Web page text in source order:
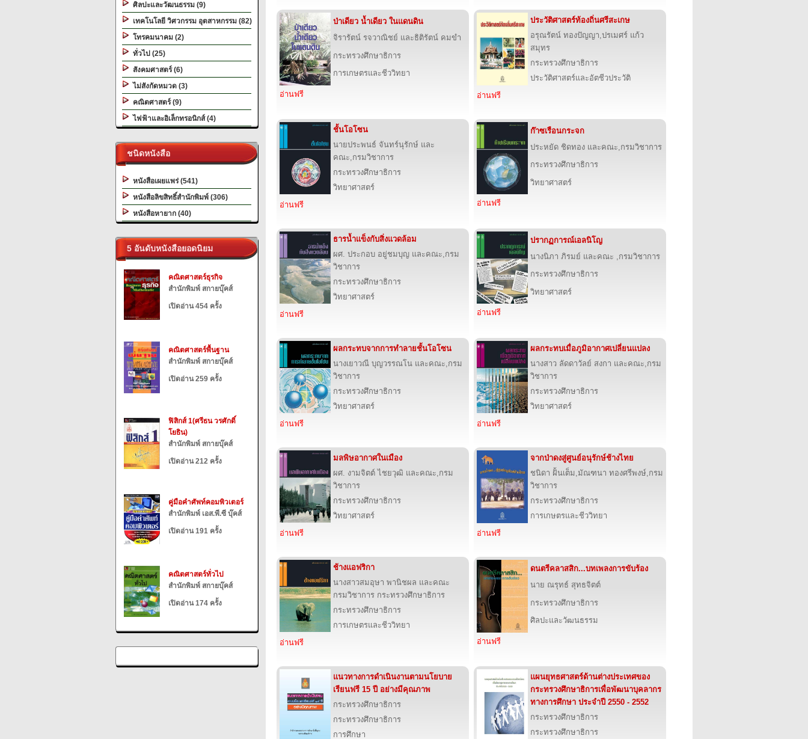
ศิลปะและวัฒนธรรม (9)
เทคโนโลยี วิศวกรรม อุตสาหกรรม (82)
โทรคมนาคม (2)
ทั่วไป (25)
สังคมศาสตร์ (6)
ไม่สังกัดหมวด (3)
คณิตศาสตร์ (9)
ไฟฟ้าและอิเล็กทรอนิกส์ (4)
ชนิดหนังสือ
หนังสือเผยแพร่ (541)
หนังสือลิขสิทธิ์สำนักพิมพ์ (306)
หนังสือหายาก (40)
5 อันดับหนังสือยอดนิยม
คณิตศาสตร์ธุรกิจ
สำนักพิมพ์ สกายบุ๊คส์
เปิดอ่าน 454 ครั้ง
คณิตศาสตร์พื้นฐาน
สำนักพิมพ์ สกายบุ๊คส์
เปิดอ่าน 259 ครั้ง
ฟิสิกส์ 1(ศรีธน วรศักดิ์
โยธิน)
สำนักพิมพ์ สกายบุ๊คส์
เปิดอ่าน 212 ครั้ง
คู่มือคำศัพท์คอมพิวเตอร์
สำนักพิมพ์ เอส.พี.ซี บุ๊คส์
เปิดอ่าน 191 ครั้ง
คณิตศาสตร์ทั่วไป
สำนักพิมพ์ สกายบุ๊คส์
เปิดอ่าน 174 ครั้ง
ป่าเดียว น้ำเดียว ในแดนดิน
จิรารัตน์ รจวาณิชย์ และธิติรัตน์ คมขำ
กระทรวงศึกษาธิการ
การเกษตรและชีววิทยา
อ่านฟรี
ประวัติศาสตร์ท้องถิ่นศรีสะเกษ
อรุณรัตน์ ทองปัญญา,ปรเมศร์ แก้ว
สมุทร
กระทรวงศึกษาธิการ
ประวัติศาสตร์และอัตชีวประวัติ
อ่านฟรี
ชั้นโอโซน
นายประพนธ์ จันทร์นุรักษ์ และ
คณะ,กรมวิชาการ
กระทรวงศึกษาธิการ
วิทยาศาสตร์
อ่านฟรี
ก๊าซเรือนกระจก
ประหยัด ชิดทอง และคณะ,กรมวิชาการ
กระทรวงศึกษาธิการ
วิทยาศาสตร์
อ่านฟรี
ธารน้ำแข็งกับสิ่งแวดล้อม
ผศ. ประกอบ อยู่ชมบุญ และคณะ,กรม
วิชาการ
กระทรวงศึกษาธิการ
วิทยาศาสตร์
อ่านฟรี
ปรากฏการณ์เอลนิโญ
นางนิภา ภิรมย์ และคณะ ,กรมวิชาการ
กระทรวงศึกษาธิการ
วิทยาศาสตร์
อ่านฟรี
ผลกระทบจากการทำลายชั้นโอโซน
นางเยาวณี บุญวรรณโน และคณะ,กรม
วิชาการ
กระทรวงศึกษาธิการ
วิทยาศาสตร์
อ่านฟรี
ผลกระทบเมื่อภูมิอากาศเปลี่ยนแปลง
นางสาว ลัดดาวัลย์ สงกา และคณะ,กรม
วิชาการ
กระทรวงศึกษาธิการ
วิทยาศาสตร์
อ่านฟรี
มลพิษอากาศในเมือง
ผศ. งามจิตต์ ไชยวุฒิ และคณะ,กรม
วิชาการ
กระทรวงศึกษาธิการ
วิทยาศาสตร์
อ่านฟรี
จากป่าดงสู่ศูนย์อนุรักษ์ช้างไทย
ชนิดา ฝั้นเต็ม,มัณฑนา ทองศรีพงษ์,กรม
วิชาการ
กระทรวงศึกษาธิการ
การเกษตรและชีววิทยา
อ่านฟรี
ช้างแอฟริกา
นางสาวสมอุษา พานิชผล และคณะ
กรมวิชาการ กระทรวงศึกษาธิการ
กระทรวงศึกษาธิการ
การเกษตรและชีววิทยา
อ่านฟรี
ดนตรีคลาสสิก...บทเพลงการขับร้อง
นาย ณรุทธ์ สุทธจิตต์
กระทรวงศึกษาธิการ
ศิลปะและวัฒนธรรม
อ่านฟรี
แนวทางการดำเนินงานตามนโยบาย
เรียนฟรี 15 ปี อย่างมีคุณภาพ
กระทรวงศึกษาธิการ
กระทรวงศึกษาธิการ
การศึกษา
แผนยุทธศาสตร์ด้านต่างประเทศของ
กระทรวงศึกษาธิการเพื่อพัฒนาบุคลากร
ทางการศึกษา ประจำปี 2550 - 2552
กระทรวงศึกษาธิการ
กระทรวงศึกษาธิการ